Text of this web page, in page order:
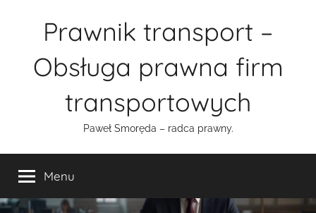
Prawnik transport –
Obsługa prawna firm
transportowych
Paweł Smoręda – radca prawny.
Menu